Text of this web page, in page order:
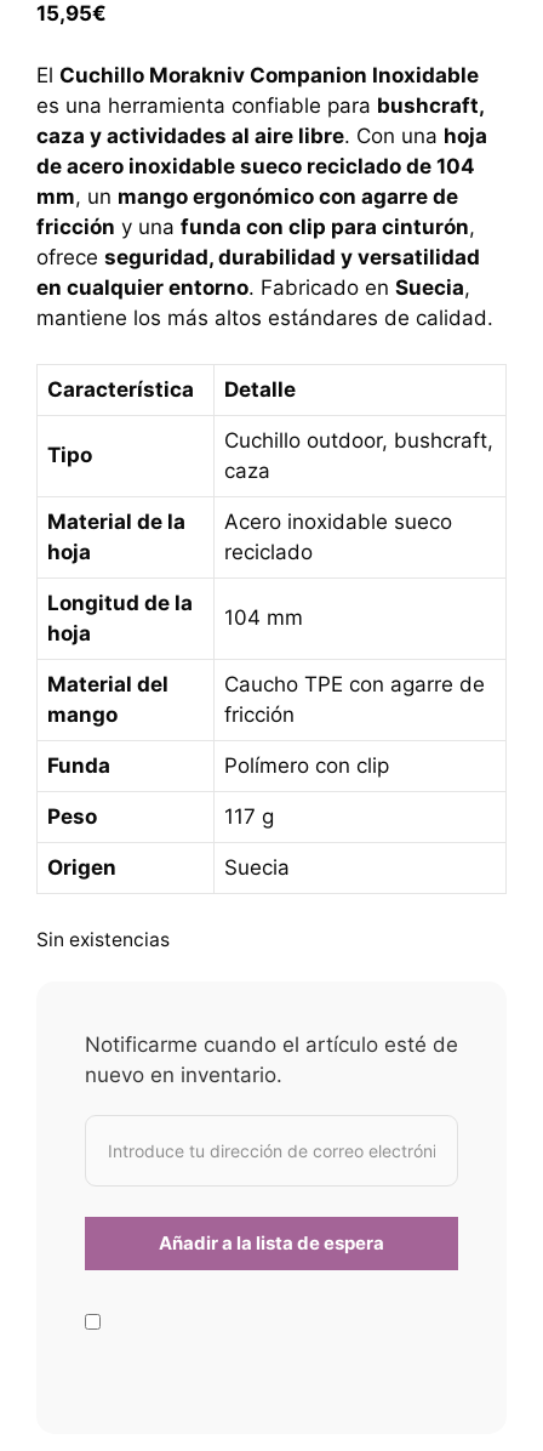
15,95€
El Cuchillo Morakniv Companion Inoxidable
es una herramienta confiable para bushcraft,
caza y actividades al aire libre. Con una hoja
de acero inoxidable sueco reciclado de 104
mm, un mango ergonómico con agarre de
fricción y una funda con clip para cinturón,
ofrece seguridad, durabilidad y versatilidad
en cualquier entorno. Fabricado en Suecia,
mantiene los más altos estándares de calidad.
Característica Detalle
Tipo
Cuchillo outdoor, bushcraft,
caza
Material de la
hoja
Acero inoxidable sueco
reciclado
Longitud de la
hoja
104 mm
Material del
mango
Caucho TPE con agarre de
fricción
Funda Polímero con clip
Peso 117 g
Origen Suecia
Sin existencias
Notificarme cuando el artículo esté de
nuevo en inventario.